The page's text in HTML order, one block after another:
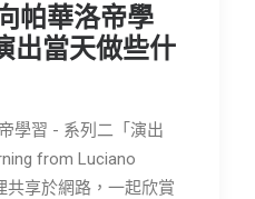
帕華洛帝學
出當天做些什
學習 - 系列二「演出
from Luciano
享於網路，一起欣賞